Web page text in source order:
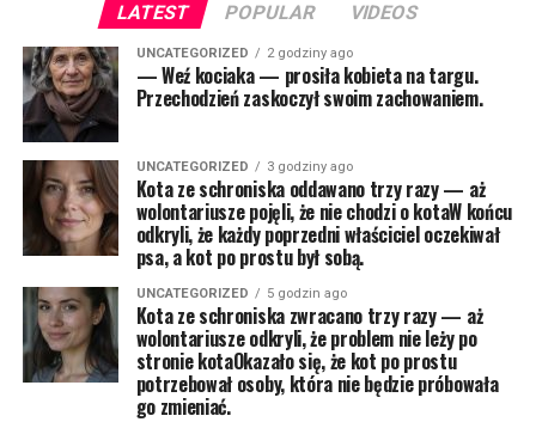
LATEST POPULAR VIDEOS
UNCATEGORIZED 2 godziny ago
— Weź kociaka — prosiła kobieta na targu.
Przechodzień zaskoczył swoim zachowaniem.
UNCATEGORIZED 3 godziny ago
Kota ze schroniska oddawano trzy razy — aż
wolontariusze pojęli, że nie chodzi o kotaW końcu
odkryli, że każdy poprzedni właściciel oczekiwał
psa, a kot po prostu był sobą.
UNCATEGORIZED 5 godzin ago
Kota ze schroniska zwracano trzy razy — aż
wolontariusze odkryli, że problem nie leży po
stronie kotaOkazało się, że kot po prostu
potrzebował osoby, która nie będzie próbowała
go zmieniać.